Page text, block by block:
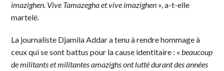
imazighen. Vive Tamazegha et vive imazighen », a-t-elle
martelé.
La journaliste Djamila Addar a tenu à rendre hommage à
ceux qui se sont battus pour la cause identitaire : « beaucoup
de militants et militantes amazighs ont lutté durant des années